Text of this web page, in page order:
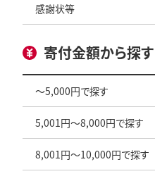
感謝状等
寄付金額から探す
～5,000円で探す
5,001円～8,000円で探す
8,001円～10,000円で探す